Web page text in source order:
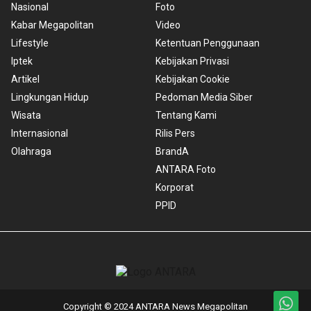
Nasional
Kabar Megapolitan
Lifestyle
Iptek
Artikel
Lingkungan Hidup
Wisata
Internasional
Olahraga
Foto
Video
Ketentuan Penggunaan
Kebijakan Privasi
Kebijakan Cookie
Pedoman Media Siber
Tentang Kami
Rilis Pers
BrandA
ANTARA Foto
Korporat
PPID
Copyright © 2024 ANTARA News Megapolitan